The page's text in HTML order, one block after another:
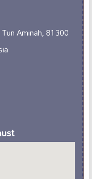
Aminah, 81300